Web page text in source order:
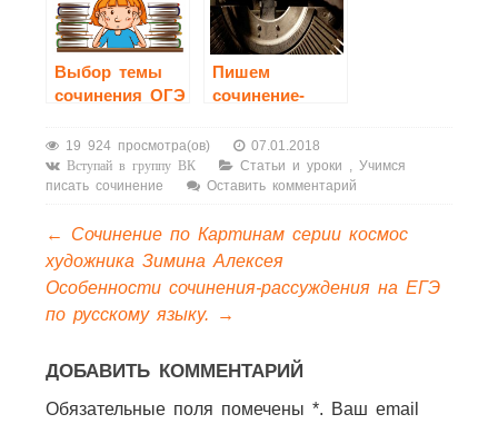
средства
выразительности.
Выбор темы
сочинения ОГЭ
Пишем
сочинение-
19 924 просмотра(ов) 07.01.2018
Вступай в группу ВК Статьи и уроки , Учимся
писать сочинение
Оставить комментарий
←
Сочинение по Картинам серии космос
художника Зимина Алексея
Особенности сочинения-рассуждения на ЕГЭ
по русскому языку.
→
ДОБАВИТЬ КОММЕНТАРИЙ
Обязательные поля помечены *. Ваш email